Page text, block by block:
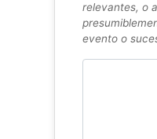
relevantes, o
evento o